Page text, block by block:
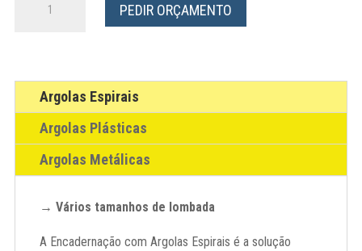
Argolas
Espirais
PEDIR ORÇAMENTO
Argolas Espirais
Argolas Plásticas
Argolas Metálicas
→ Vários tamanhos de lombada
A Encadernação com Argolas Espirais é a solução